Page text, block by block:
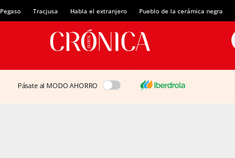
Tracjusa Habla el extranjero Pueblo de la cerámica negra
Pásate al MODO AHORRO